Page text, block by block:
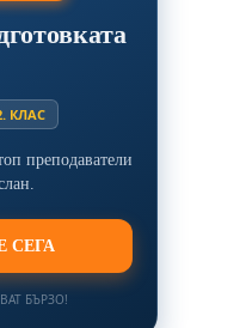
КЛАС
преподаватели
СЕГА
БЪРЗО!